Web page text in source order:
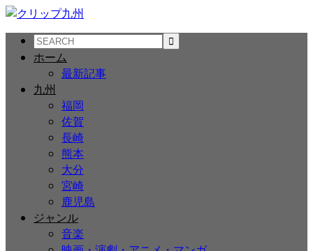
ホーム
最新記事
九州
福岡
佐賀
長崎
熊本
大分
宮崎
鹿児島
ジャンル
音楽